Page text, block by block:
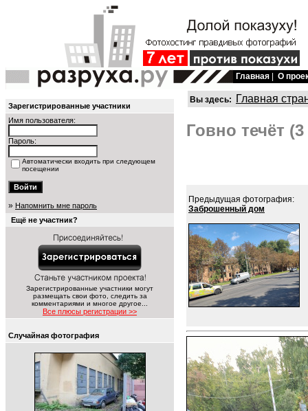
Главная О
Зарегистрированные участники
Имя пользователя:
Пароль:
Автоматически входить при следующем
посещении
» Напомнить мне пароль
Ещё не участник?
Зарегистрированные участники могут
размещать свои фото, следить за
комментариями и многое другое...
Все плюсы регистрации >>
Случайная фотография
Вы здесь: Главная
Говно течёт
Предыдущая фотография:
Заброшенный дом